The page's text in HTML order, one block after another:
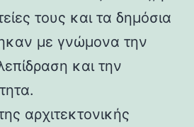
τους και τα δημόσια
με γνώμονα την
και την
αρχιτεκτονικής